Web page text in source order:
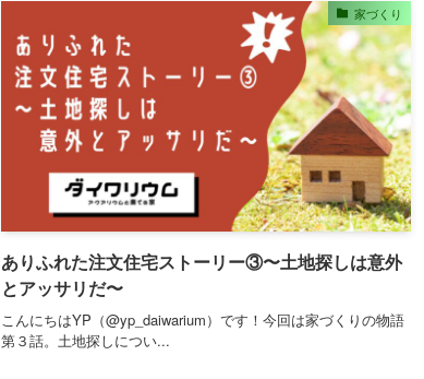
家づくり
ありふれた注文住宅ストーリー③〜土地探しは意外
とアッサリだ〜
こんにちはYP（@yp_daiwarium）です！今回は家づくりの物語
第３話。土地探しについ...